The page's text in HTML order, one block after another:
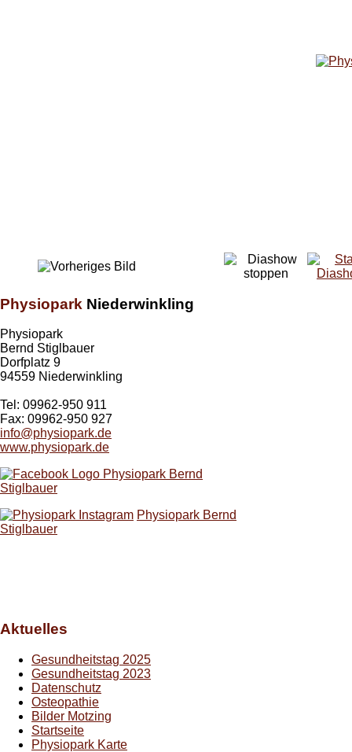
Physiopark Niederwinkling
Physiopark
Bernd Stiglbauer
Dorfplatz 9
94559 Niederwinkling
Tel: 09962-950 911
Fax: 09962-950 927
info@physiopark.de
www.physiopark.de
Physiopark Bernd
Stiglbauer
Physiopark Bernd
Stiglbauer
Aktuelles
Gesundheitstag 2025
Gesundheitstag 2023
Datenschutz
Osteopathie
Bilder Motzing
Startseite
Physiopark Karte